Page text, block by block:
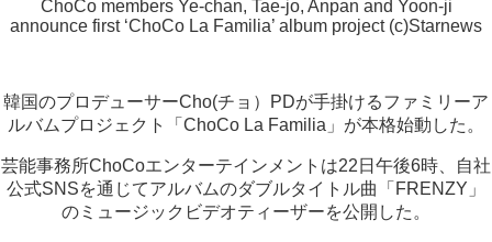
ChoCo members Ye-chan, Tae-jo, Anpan and Yoon-ji
announce first ‘ChoCo La Familia’ album project (c)Starnews
韓国のプロデューサーCho(チョ）PDが手掛けるファミリーア
ルバムプロジェクト「ChoCo La Familia」が本格始動した。
芸能事務所ChoCoエンターテインメントは22日午後6時、自社
公式SNSを通じてアルバムのダブルタイトル曲「FRENZY」
のミュージックビデオティーザーを公開した。